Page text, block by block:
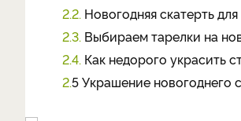
2.2. Новогодняя скатерть
2.3. Выбираем тарелки на
2.4. Как недорого украсить
2.5 Украшение новогоднего